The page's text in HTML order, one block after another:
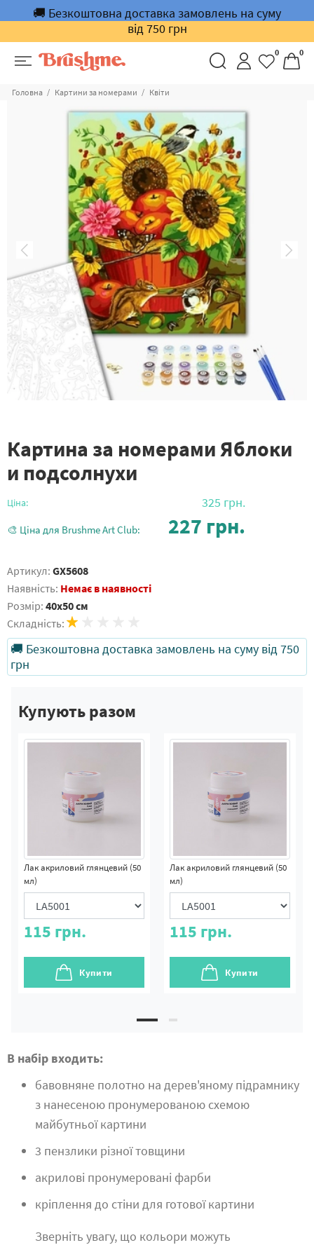
🚚 Безкоштовна доставка замовлень на суму
від 750 грн
0 0
Головна Картини за номерами Квіти
Картина за номерами Яблоки
и подсолнухи
Ціна: 325 грн.
🎨 Ціна для Brushme Art Club: 227 грн.
Артикул: GX5608
Наявність: Немає в наявності
Розмір: 40x50 см
Складність:
🚚 Безкоштовна доставка замовлень на суму від 750
грн
Купують разом
Лак акриловий глянцевий (50
мл)
115 грн.
Купити
Лак акриловий глянцевий (50
мл)
115 грн.
Купити
В набір входить:
бавовняне полотно на дерев'яному підрамнику
з нанесеною пронумерованою схемою
майбутньої картини
3 пензлики різної товщини
акрилові пронумеровані фарби
кріплення до стіни для готової картини
Зверніть увагу, що кольори можуть